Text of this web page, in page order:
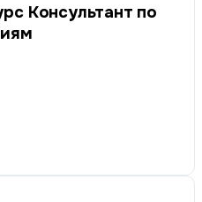
Консультант по